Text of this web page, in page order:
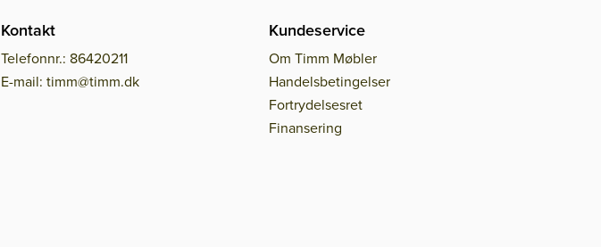
Kontakt
Telefonnr.: 86420211
E-mail: timm@timm.dk
Kundeservice
Om Timm Møbler
Handelsbetingelser
Fortrydelsesret
Finansering